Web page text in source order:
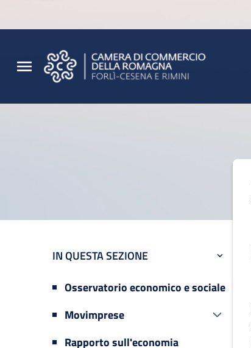
IN QUESTA SEZIONE
Osservatorio economico e sociale
Movimprese
Rapporto sull'economia